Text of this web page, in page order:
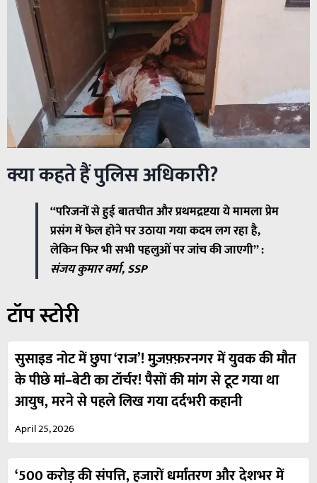
क्या कहते हैं पुलिस अधिकारी?
“परिजनों से हुई बातचीत और प्रथमद्रष्टया ये मामला प्रेम
प्रसंग में फेल होने पर उठाया गया कदम लग रहा है,
लेकिन फिर भी सभी पहलुओं पर जांच की जाएगी” :
संजय कुमार वर्मा, SSP
टॉप स्टोरी
सुसाइड नोट में छुपा ‘राज’! मुज़फ़्फ़रनगर में युवक की मौत
के पीछे मां–बेटी का टॉर्चर! पैसों की मांग से टूट गया था
आयुष, मरने से पहले लिख गया दर्दभरी कहानी
April 25, 2026
‘500 करोड़ की संपत्ति, हजारों धर्मांतरण और देशभर में